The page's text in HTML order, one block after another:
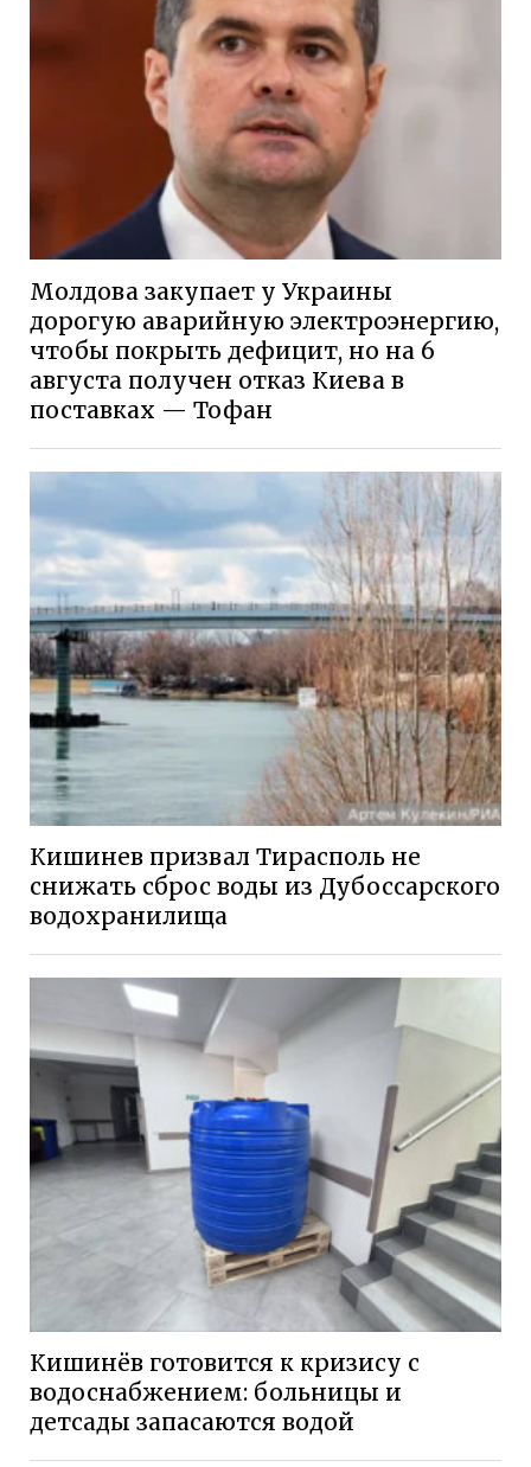
Молдова закупает у Украины
дорогую аварийную электроэнергию,
чтобы покрыть дефицит, но на 6
августа получен отказ Киева в
поставках — Тофан
Кишинев призвал Тирасполь не
снижать сброс воды из Дубоссарского
водохранилища
Кишинёв готовится к кризису с
водоснабжением: больницы и
детсады запасаются водой